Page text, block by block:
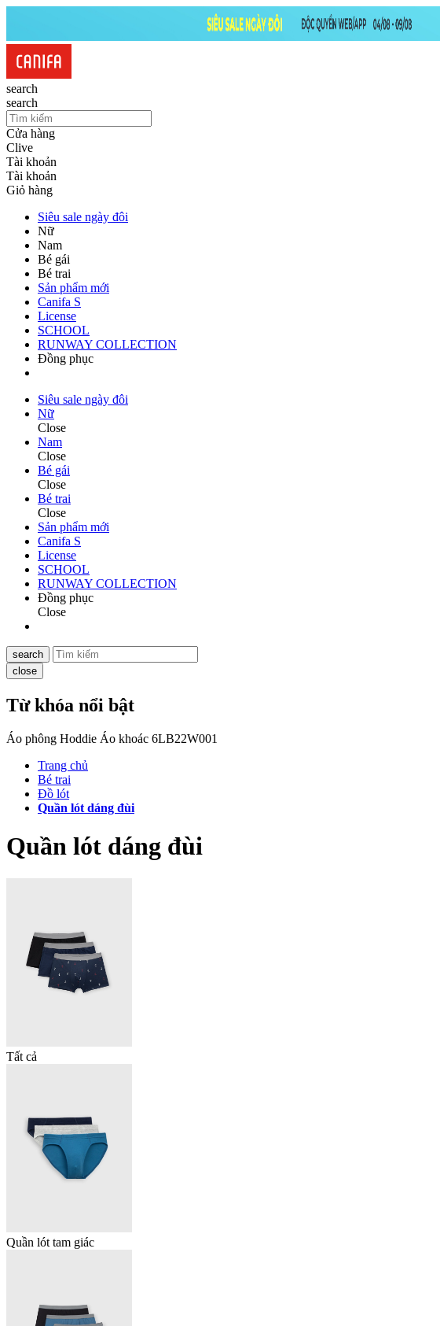
search
search
Cửa hàng
Clive
Tài khoản
Tài khoản
Giỏ hàng
Siêu sale ngày đôi
Nữ
Nam
Bé gái
Bé trai
Sản phẩm mới
Canifa S
License
SCHOOL
RUNWAY COLLECTION
Đồng phục
Siêu sale ngày đôi
Nữ
Close
Nam
Close
Bé gái
Close
Bé trai
Close
Sản phẩm mới
Canifa S
License
SCHOOL
RUNWAY COLLECTION
Đồng phục
Close
search
close
Từ khóa nổi bật
Áo phông Hoddie Áo khoác 6LB22W001
Trang chủ
Bé trai
Đồ lót
Quần lót dáng đùi
Quần lót dáng đùi
Tất cả
Quần lót tam giác